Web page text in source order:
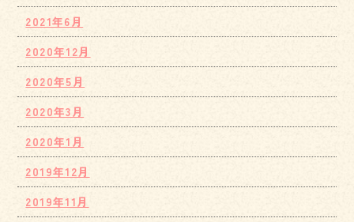
2021年6月
2020年12月
2020年5月
2020年3月
2020年1月
2019年12月
2019年11月